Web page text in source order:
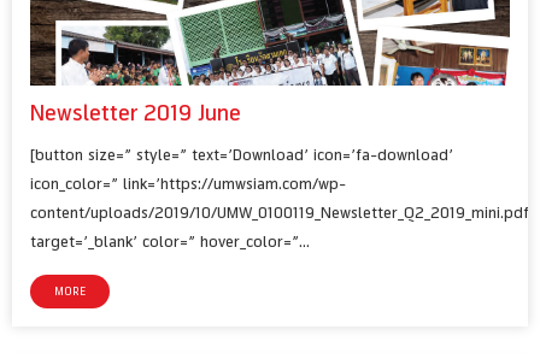
Newsletter 2019 June
[button size=” style=” text=’Download’ icon=’fa-download’
icon_color=” link=’https://umwsiam.com/wp-
content/uploads/2019/10/UMW_0100119_Newsletter_Q2_2019_mini.pdf’
target=’_blank’ color=” hover_color=”…
MORE